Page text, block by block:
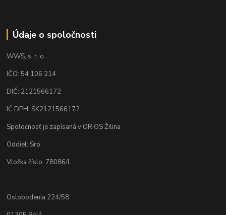
Údaje o spoločnosti
WWS, s. r. o.
IČO: 54 106 214
DIČ: 2121566172
IČ DPH: SK2121566172
Spoločnosť je zapísaná v OR OS Žilina
Oddiel: Sro.
Vložka číslo: 78086/L
Oslobodenia 224/58